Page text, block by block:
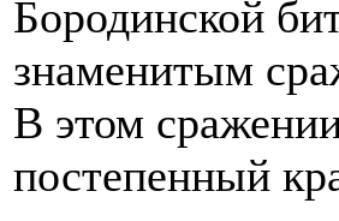
Бородинской
знаменитым
В этом
постепенный